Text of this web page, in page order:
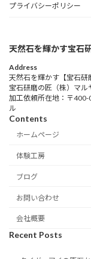
プライバシーポリシー
天然石を輝かす宝石
Address
天然石を輝かす【宝石研
宝石研磨の匠（株）マ
加工依頼所在地：〒
ル
Contents
ホームページ
体験工房
ブログ
お問い合わせ
会社概要
Recent Posts